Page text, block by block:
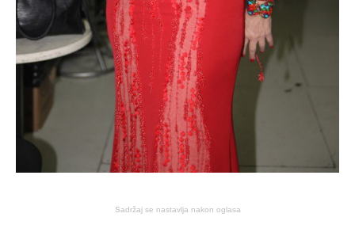
Sadržaj se nastavlja nakon oglasa